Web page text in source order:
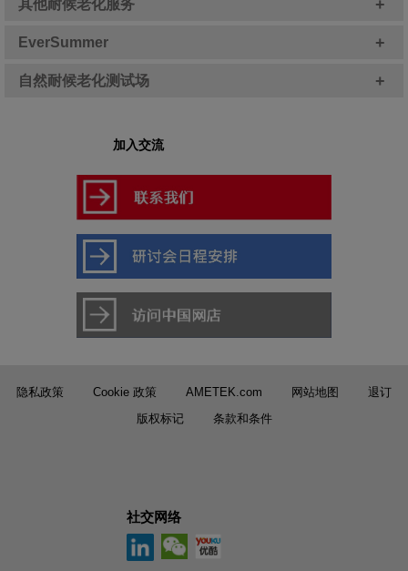
其他耐候老化服务 +
EverSummer +
自然耐候老化测试场 +
加入交流
隐私政策 Cookie 政策 AMETEK.com 网站地图
退订
版权标记
条款和条件
社交网络